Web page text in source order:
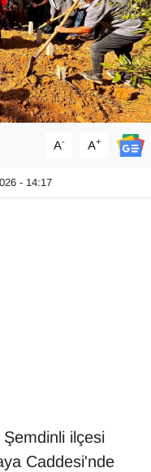
A- A+
- 14:17
ilçesi
Caddesi'nde